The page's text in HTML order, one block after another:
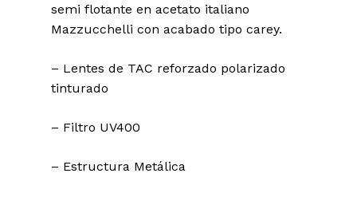
semi flotante en acetato italiano
Mazzucchelli con acabado tipo carey.
– Lentes de TAC reforzado polarizado
tinturado
– Filtro UV400
– Estructura Metálica